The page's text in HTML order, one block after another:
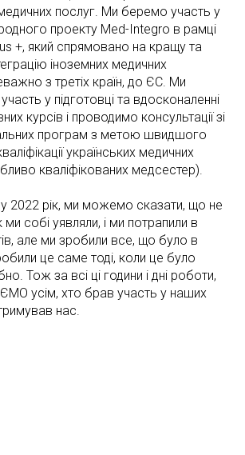
послуг. Ми беремо участь у
проекту Med-Integro в рамці
+, який спрямовано на кращу та
іноземних медичних
з третіх країн, до ЄС. Ми
у підготовці та вдосконаленні
курсів і проводимо консультації зі
програм з метою швидшого
українських медичних
кваліфікованих медсестер).
2022 рік, ми можемо сказати, що не
ми собі уявляли, і ми потрапили в
але ми зробили все, що було в
це саме тоді, коли це було
Тож за всі ці години і дні роботи,
усім, хто брав участь у наших
нас.